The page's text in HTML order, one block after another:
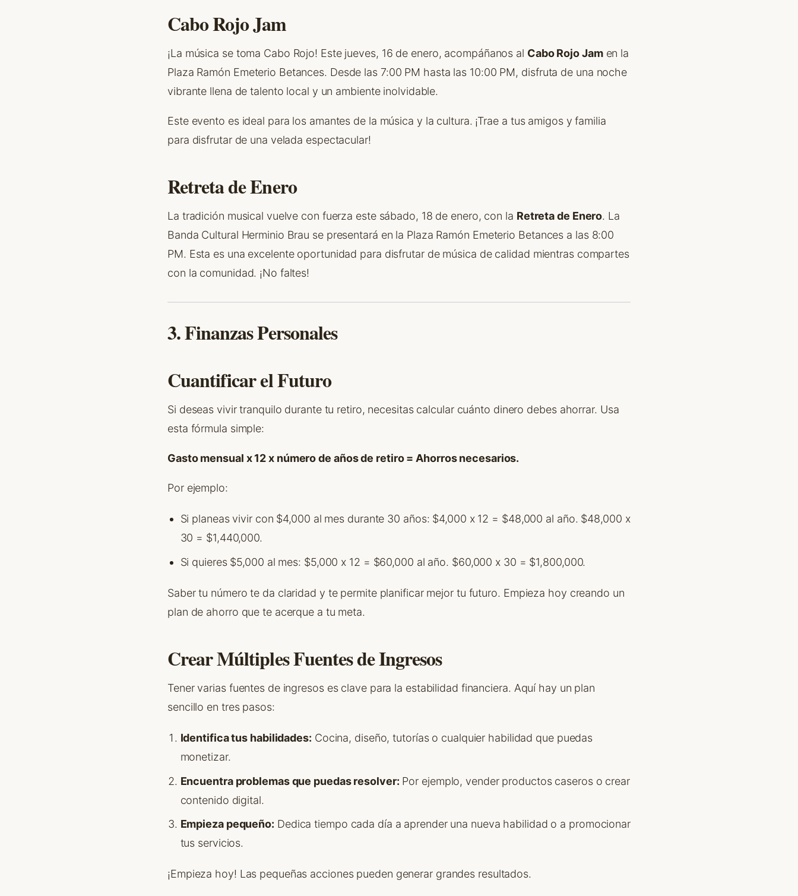
Cabo Rojo Jam
¡La música se toma Cabo Rojo! Este jueves, 16 de enero, acompáñanos al Cabo Rojo Jamen la
Plaza Ramón Emeterio Betances. Desde las 7:00 PM hasta las 10:00 PM, disfruta de una noche
vibrante llena de talento local y un ambiente inolvidable.
Este evento es ideal para los amantes de la música y la cultura. ¡Trae a tus amigos y familia
para disfrutar de una velada espectacular!
Retreta de Enero
La tradición musical vuelve con fuerza este sábado, 18 de enero, con la Retreta de Enero. La
Banda Cultural Herminio Brau se presentará en la Plaza Ramón Emeterio Betances a las 8:00
PM. Esta es una excelente oportunidad para disfrutar de música de calidad mientras compartes
con la comunidad. ¡No faltes!
3. Finanzas Personales
Cuantificar el Futuro
Si deseas vivir tranquilo durante tu retiro, necesitas calcular cuánto dinero debes ahorrar. Usa
esta fórmula simple:
Gasto mensual x 12 x número de años de retiro = Ahorros necesarios.
Por ejemplo:
Si planeas vivir con $4,000 al mes durante 30 años: $4,000 x 12 = $48,000 al año. $48,000 x
30 = $1,440,000.
Si quieres $5,000 al mes: $5,000 x 12 = $60,000 al año. $60,000 x 30 = $1,800,000.
Saber tu número te da claridad y te permite planificar mejor tu futuro. Empieza hoy creando un
plan de ahorro que te acerque a tu meta.
Crear Múltiples Fuentes de Ingresos
Tener varias fuentes de ingresos es clave para la estabilidad financiera. Aquí hay un plan
sencillo en tres pasos:
Identifica tus habilidades: Cocina, diseño, tutorías o cualquier habilidad que puedas
monetizar.
Encuentra problemas que puedas resolver: Por ejemplo, vender productos caseros o crear
contenido digital.
Empieza pequeño: Dedica tiempo cada día a aprender una nueva habilidad o a promocionar
tus servicios.
¡Empieza hoy! Las pequeñas acciones pueden generar grandes resultados.